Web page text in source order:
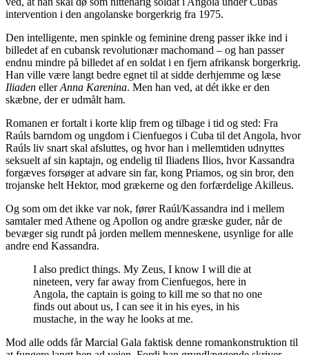
intervention i den angolanske borgerkrig fra 1975.
Den intelligente, men spinkle og feminine dreng passer ikke ind i
billedet af en cubansk revolutionær machomand – og han passer
endnu mindre på billedet af en soldat i en fjern afrikansk borgerkrig.
Han ville være langt bedre egnet til at sidde derhjemme og læse
Iliaden ellerAnna Karenina. Men han ved, at dét ikke er den
skæbne, der er udmålt ham.
Romanen er fortalt i korte klip frem og tilbage i tid og sted: Fra
Raúls barndom og ungdom i Cienfuegos i Cuba til det Angola, hvor
Raúls liv snart skal afsluttes, og hvor han i mellemtiden udnyttes
seksuelt af sin kaptajn, og endelig til Iliadens Ilios, hvor Kassandra
forgæves forsøger at advare sin far, kong Priamos, og sin bror, den
trojanske helt Hektor, mod grækerne og den forfærdelige Akilleus.
Og som om det ikke var nok, fører Raúl/Kassandra ind i mellem
samtaler med Athene og Apollon og andre græske guder, når de
bevæger sig rundt på jorden mellem menneskene, usynlige for alle
andre end Kassandra.
I also predict things. My Zeus, I know I will die at
nineteen, very far away from Cienfuegos, here in
Angola, the captain is going to kill me so that no one
finds out about us, I can see it in his eyes, in his
mustache, in the way he looks at me.
Mod alle odds får Marcial Gala faktisk denne romankonstruktion til